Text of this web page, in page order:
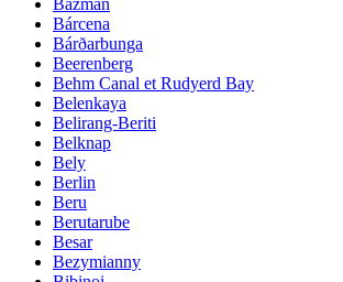
Bárcena
Bárðarbunga
Beerenberg
Behm Canal et Rudyerd Bay
Belenkaya
Belirang-Beriti
Belknap
Bely
Berlin
Beru
Berutarube
Besar
Bezymianny